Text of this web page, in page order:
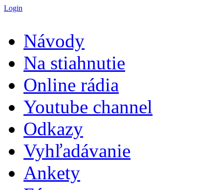
Login
Návody
Na stiahnutie
Online rádia
Youtube channel
Odkazy
Vyhľadávanie
Ankety